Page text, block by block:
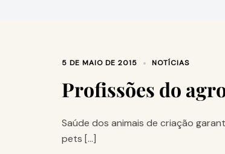
5 DE MAIO DE 2015 NOTÍCIAS
Profissões do
Saúde dos animais de criação
pets […]